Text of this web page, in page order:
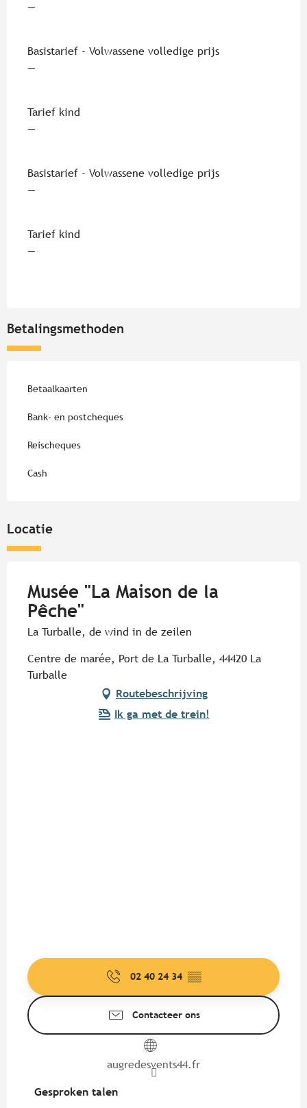
—
Basistarief - Volwassene volledige prijs
—
Tarief kind
—
Basistarief - Volwassene volledige prijs
—
Tarief kind
—
Betalingsmethoden
Betaalkaarten
Bank- en postcheques
Reischeques
Cash
Locatie
Musée "La Maison de la
Pêche"
La Turballe, de wind in de zeilen
Centre de marée, Port de La Turballe, 44420 La
Turballe
Routebeschrijving
Ik ga met de trein!
02 40 24 34 ▒▒
Contacteer ons
augredesvents44.fr
Gesproken talen
Gesproken talen